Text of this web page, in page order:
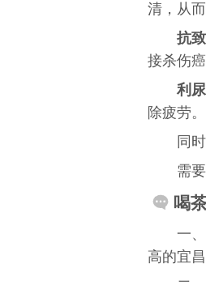
清，从
抗
接杀伤
利尿
除疲劳。
同
需
喝
一
高的宜